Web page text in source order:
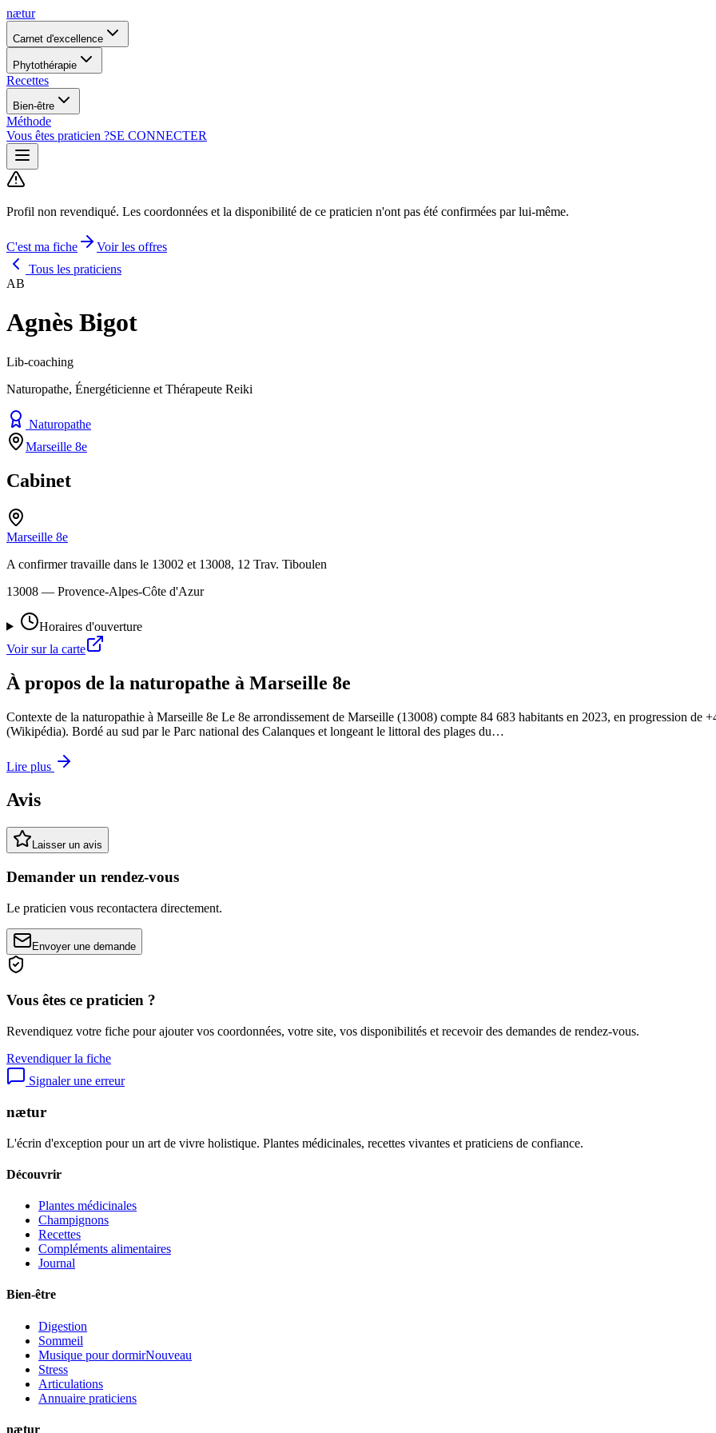
nætur
Carnet d'excellence
Phytothérapie
Recettes
Bien-être
Méthode
Vous êtes praticien ?SE CONNECTER
Profil non revendiqué. Les coordonnées et la disponibilité de ce praticien n'ont pas été confirmées par lui-même.
C'est ma fiche
Voir les offres
Tous les praticiens
AB
Agnès Bigot
Lib-coaching
Naturopathe, Énergéticienne et Thérapeute Reiki
Naturopathe
Marseille 8e
Cabinet
Marseille 8e
A confirmer travaille dans le 13002 et 13008, 12 Trav. Tiboulen
13008 — Provence-Alpes-Côte d'Azur
Horaires d'ouverture
Voir sur la carte
À propos de la naturopathe à Marseille 8e
Contexte de la naturopathie à Marseille 8e Le 8e arrondissement de Marseille (13008) compte 84 683 habitants en 2023, en progression de
(Wikipédia). Bordé au sud par le Parc national des Calanques et longeant le littoral des plages du…
Lire plus
Avis
Laisser un avis
Demander un rendez-vous
Le praticien vous recontactera directement.
Envoyer une demande
Vous êtes ce praticien ?
Revendiquez votre fiche pour ajouter vos coordonnées, votre site, vos disponibilités et recevoir des demandes de rendez-vous.
Revendiquer la fiche
Signaler une erreur
nætur
L'écrin d'exception pour un art de vivre holistique. Plantes médicinales, recettes vivantes et praticiens de confiance.
Découvrir
Plantes médicinales
Champignons
Recettes
Compléments alimentaires
Journal
Bien-être
Digestion
Sommeil
Musique pour dormirNouveau
Stress
Articulations
Annuaire praticiens
nætur